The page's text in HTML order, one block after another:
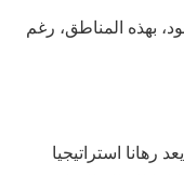
بهذه المناطق، رغم
رهانا استراتيجيا